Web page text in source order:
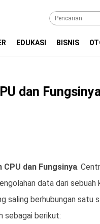
EDUKASI BISNIS
dan
dan Fungsinya.
data dari sebuah
saling berhubungan satu
sebagai berikut: